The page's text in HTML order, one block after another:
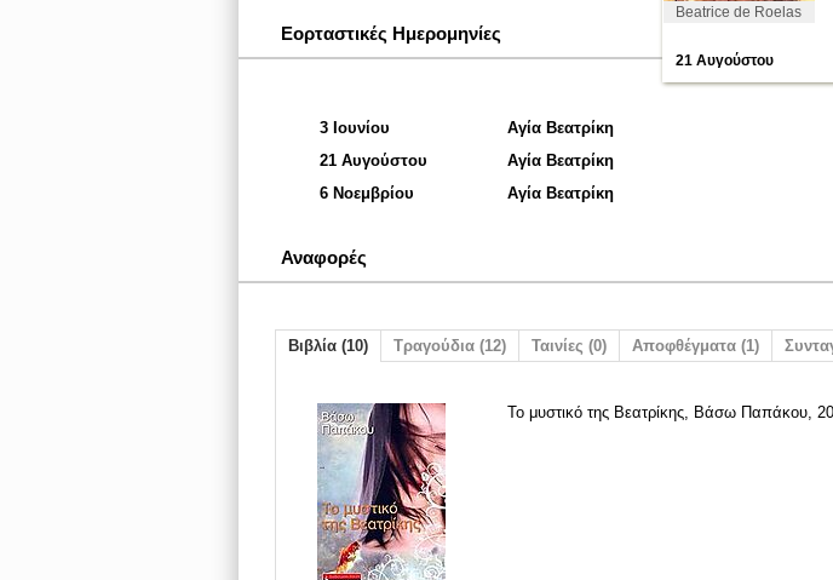
Beatrice de Roelas
21 Αυγούστου
Εορταστικές Ημερομηνίες
3 Ιουνίου Αγία Βεατρίκη
21 Αυγούστου
Αγία Βεατρίκη
6 Νοεμβρίου
Αγία Βεατρίκη
Αναφορές
Βιβλία (10) Τραγούδια (12) Ταινίες (0) Αποφθέγματα (1)
Το μυστικό της Βεατρίκης, Βάσω Παπάκου,